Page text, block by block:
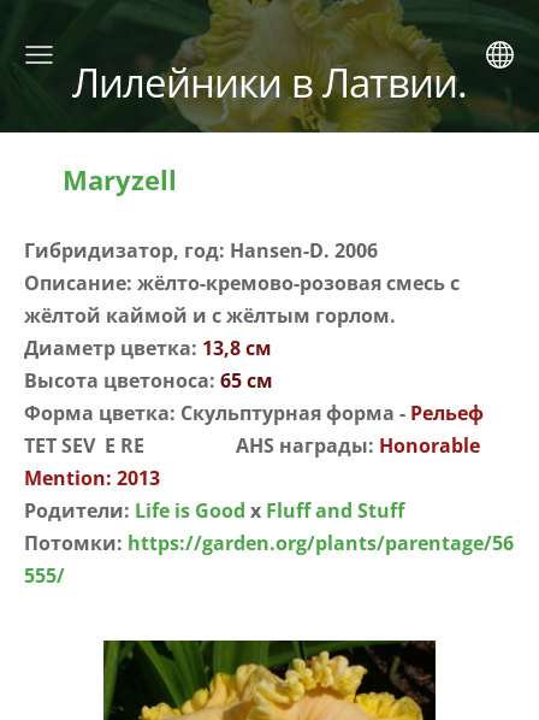
Лилейники в Латвии.
Maryzell
Гибридизатор, год: Hansen-D. 2006
Описание: жёлто-кремово-розовая смесь с
жёлтой каймой и с жёлтым горлом.
Диаметр цветка: 13,8 см
Высота цветоноса: 65 см
Форма цветка: Скульптурная форма - Рельеф
TET SEV E RE AHS награды: Honorable
Mention: 2013
Родители: Life is Good x Fluff and Stuff
Потомки: https://garden.org/plants/parentage/56
555/